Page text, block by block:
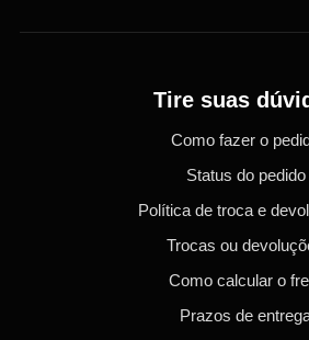
Tire suas
Como fazer o
Status do pedido
Política de troca e
Trocas ou
Como calcular o
Prazos de